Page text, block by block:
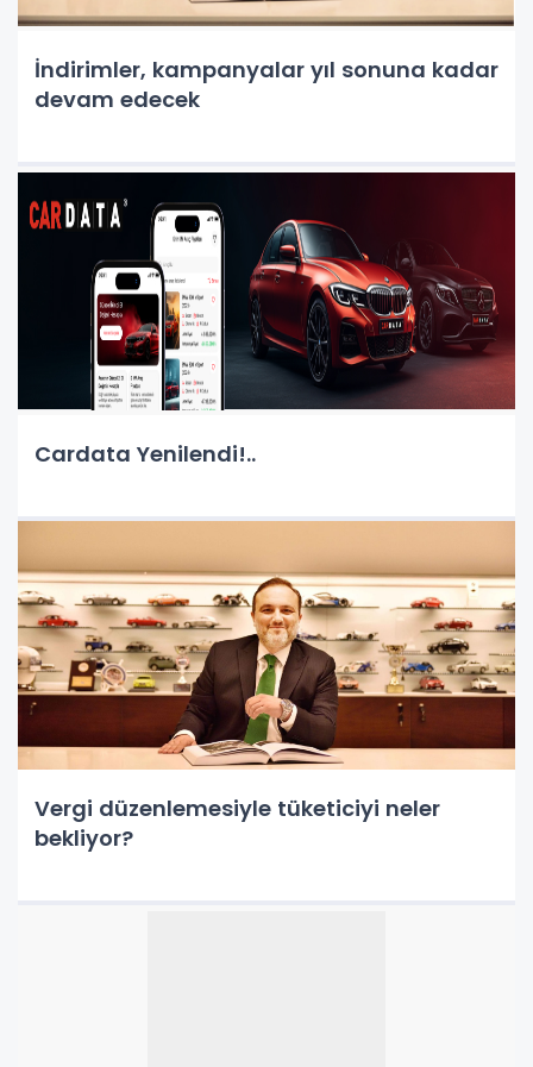
İndirimler, kampanyalar yıl sonuna kadar
devam edecek
Cardata Yenilendi!..
Vergi düzenlemesiyle tüketiciyi neler
bekliyor?